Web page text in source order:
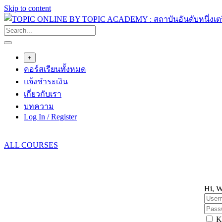
Skip to content
+
คอร์สเรียนทั้งหมด
แจ้งชำระเงิน
เกี่ยวกับเรา
บทความ
Log In / Register
ALL COURSES
Hi,